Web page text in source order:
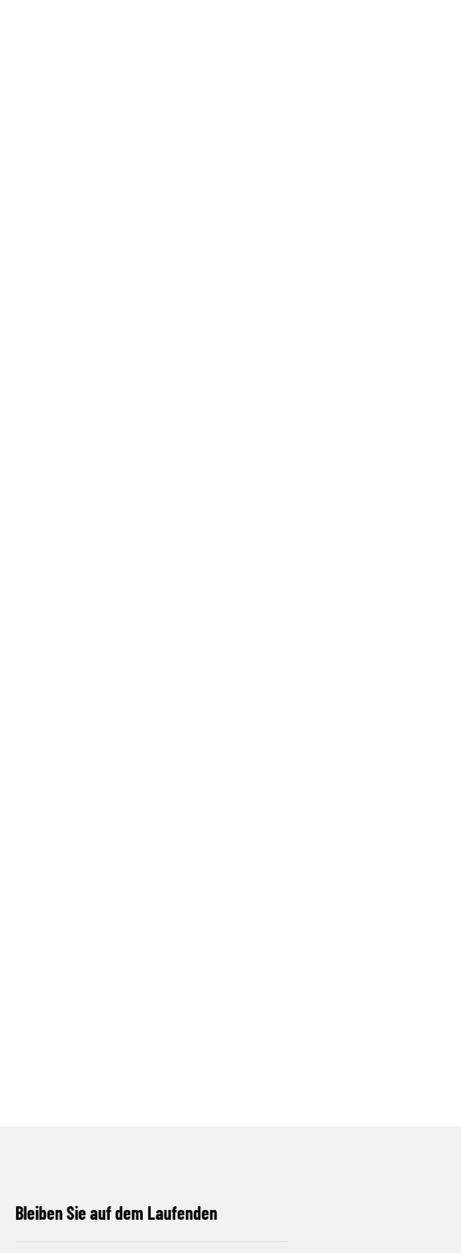
Bleiben Sie auf dem Laufenden